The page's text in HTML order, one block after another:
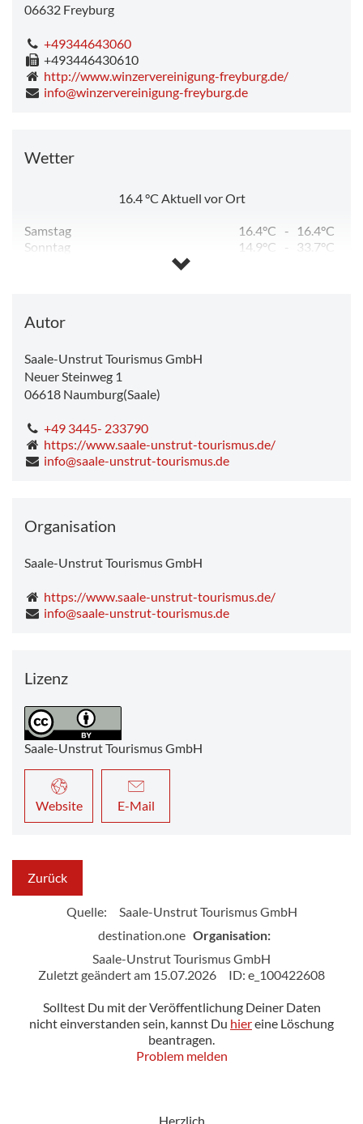
06632 Freyburg
+49344643060
+493446430610
http://www.winzervereinigung-freyburg.de/
info@winzervereinigung-freyburg.de
Wetter
16.4°C Aktuell vor Ort
Samstag 16.4°C -
16.4°C
Sonntag
14.9°C -
33.7°C
Autor
Saale-Unstrut Tourismus GmbH
Neuer Steinweg 1
06618 Naumburg(Saale)
+49 3445- 233790
https://www.saale-unstrut-tourismus.de/
info@saale-unstrut-tourismus.de
Organisation
Saale-Unstrut Tourismus GmbH
https://www.saale-unstrut-tourismus.de/
info@saale-unstrut-tourismus.de
Lizenz
Saale-Unstrut Tourismus GmbH
Website E-Mail
Zurück
Quelle:
Saale-Unstrut Tourismus GmbH
destination.one Organisation:
Saale-Unstrut Tourismus GmbH
Zuletzt geändert am 15.07.2026
ID: e_100422608
Solltest Du mit der Veröffentlichung Deiner Daten
nicht einverstanden sein, kannst Du hiereine Löschung
beantragen.
Problem melden
Herzlich